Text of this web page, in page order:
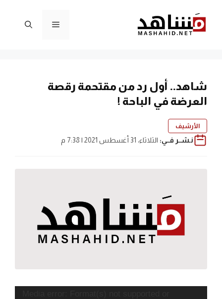
المحتوى
القائمة
شاهد.. أول رد من مقتحمة رقصة
العرضة في الباحة !
الأرشيف
نـشــر فــي: الثلاثاء، 31 أغسطس 2021 | 7:38 م